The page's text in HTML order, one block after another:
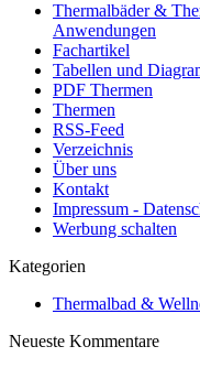
Thermalbäder &
Anwendungen
Fachartikel
Tabellen und
PDF Thermen
Thermen
RSS-Feed
Verzeichnis
Über uns
Kontakt
Impressum -
Werbung schalten
Kategorien
Thermalbad &
Neueste Kommentare